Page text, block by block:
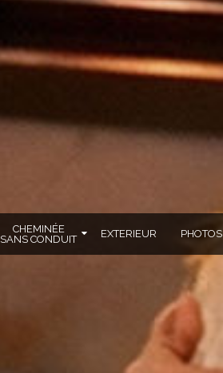
CHEMINÉE
SANS CONDUIT
EXTERIEUR PHOTOS